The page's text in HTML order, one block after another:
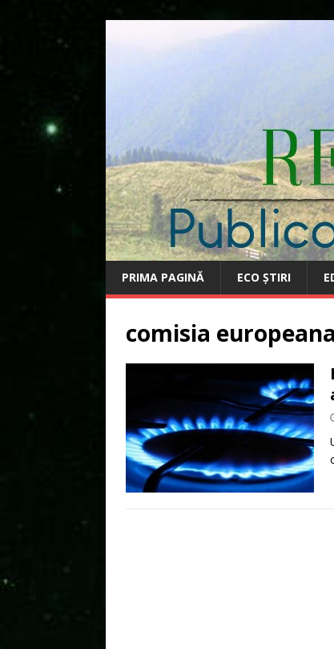
PRIMA PAGINĂ ECO ȘTIRI
comisia